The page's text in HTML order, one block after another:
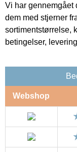
Vi har
dem med stjerner
sortimentstørrelse,
betingelser,
Webshop